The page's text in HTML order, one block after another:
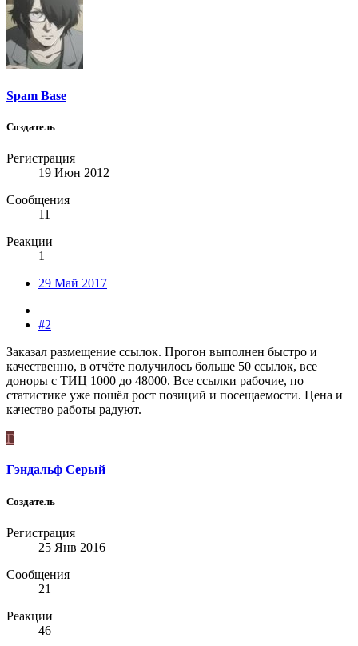
Spam Base
Создатель
Регистрация
19 Июн 2012
Сообщения
11
Реакции
1
29 Май 2017
#2
Заказал размещение ссылок. Прогон выполнен быстро и
качественно, в отчёте получилось больше 50 ссылок, все
доноры с ТИЦ 1000 до 48000. Все ссылки рабочие, по
статистике уже пошёл рост позиций и посещаемости. Цена и
качество работы радуют.
Г
Гэндальф Серый
Создатель
Регистрация
25 Янв 2016
Сообщения
21
Реакции
46